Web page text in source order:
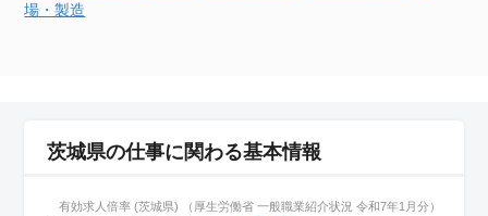
場・製造
茨城県の仕事に関わる基本情報
有効求人倍率 (茨城県) （厚生労働省 一般職業紹介状況 令和7年1月分）